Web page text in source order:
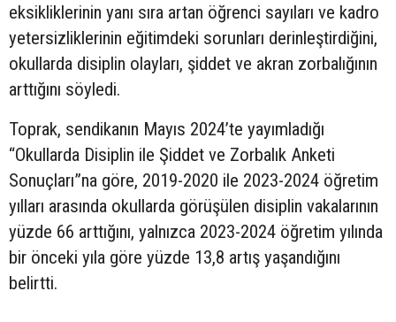
eksikliklerinin yanı sıra artan öğrenci sayıları ve kadro
yetersizliklerinin eğitimdeki sorunları derinleştirdiğini,
okullarda disiplin olayları, şiddet ve akran zorbalığının
arttığını söyledi.
Toprak, sendikanın Mayıs 2024’te yayımladığı
“Okullarda Disiplin ile Şiddet ve Zorbalık Anketi
Sonuçları”na göre, 2019-2020 ile 2023-2024 öğretim
yılları arasında okullarda görüşülen disiplin vakalarının
yüzde 66 arttığını, yalnızca 2023-2024 öğretim yılında
bir önceki yıla göre yüzde 13,8 artış yaşandığını
belirtti.